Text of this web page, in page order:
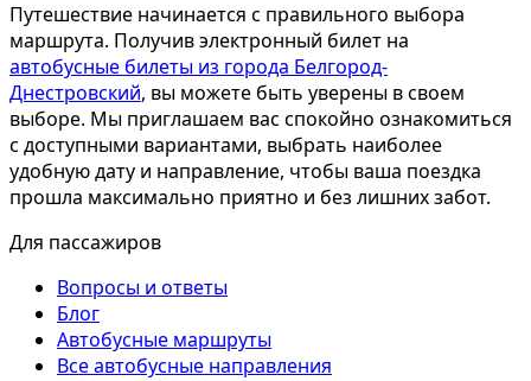
Путешествие начинается с правильного выбора
маршрута. Получив электронный билет на
автобусные билеты из города Белгород-
Днестровский, вы можете быть уверены в своем
выборе. Мы приглашаем вас спокойно ознакомиться
с доступными вариантами, выбрать наиболее
удобную дату и направление, чтобы ваша поездка
прошла максимально приятно и без лишних забот.
Для пассажиров
Вопросы и ответы
Блог
Автобусные маршруты
Все автобусные направления